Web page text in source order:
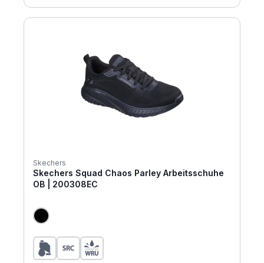
Skechers
Skechers Squad Chaos Parley Arbeitsschuhe
OB | 200308EC